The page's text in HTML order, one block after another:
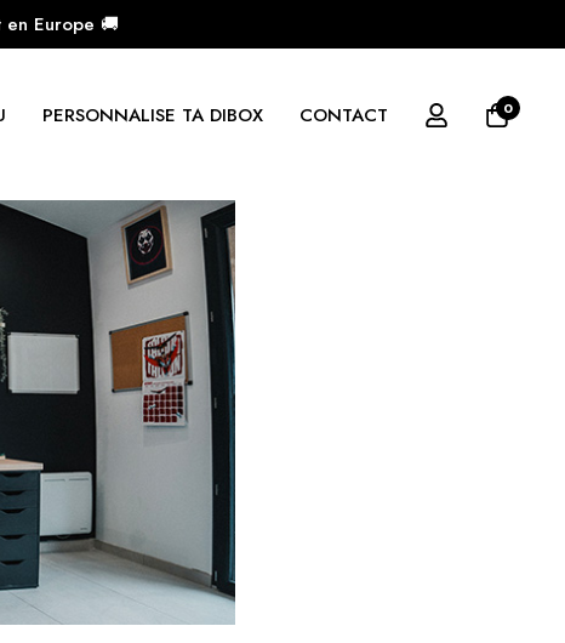
Europe 🚚
PERSONNALISE TA DIBOX CONTACT 0